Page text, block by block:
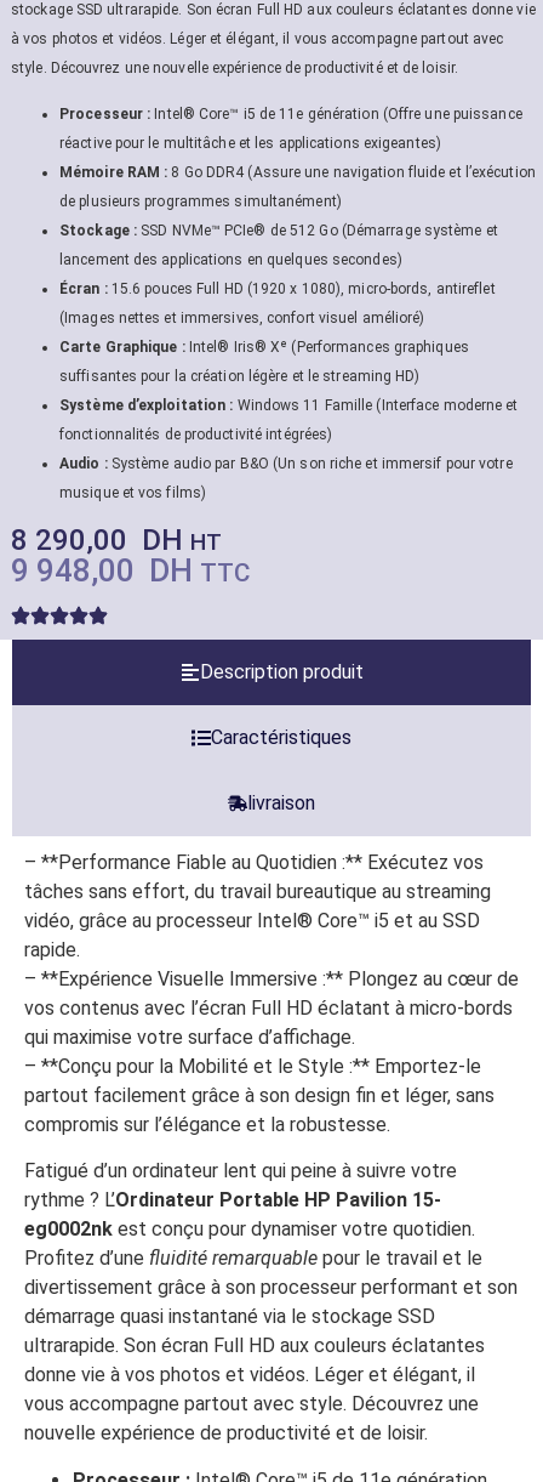
stockage SSD ultrarapide. Son écran Full HD aux couleurs éclatantes donne vie
à vos photos et vidéos. Léger et élégant, il vous accompagne partout avec
style. Découvrez une nouvelle expérience de productivité et de loisir.
Processeur : Intel® Core™ i5 de 11e génération (Offre une puissance
réactive pour le multitâche et les applications exigeantes)
Mémoire RAM : 8 Go DDR4 (Assure une navigation fluide et l’exécution
de plusieurs programmes simultanément)
Stockage : SSD NVMe™ PCIe® de 512 Go (Démarrage système et
lancement des applications en quelques secondes)
Écran :15.6 pouces Full HD (1920 x 1080), micro-bords, antireflet
(Images nettes et immersives, confort visuel amélioré)
Carte Graphique :Intel® Iris® Xᵉ (Performances graphiques
suffisantes pour la création légère et le streaming HD)
Système d’exploitation : Windows 11 Famille (Interface moderne et
fonctionnalités de productivité intégrées)
Audio :Système audio par B&O (Un son riche et immersif pour votre
musique et vos films)
8 290,00 DH HT
9 948,00 DH TTC
Description produit
Caractéristiques
livraison
– **Performance Fiable au Quotidien :** Exécutez vos
tâches sans effort, du travail bureautique au streaming
vidéo, grâce au processeur Intel® Core™ i5 et au SSD
rapide.
– **Expérience Visuelle Immersive :** Plongez au cœur de
vos contenus avec l’écran Full HD éclatant à micro-bords
qui maximise votre surface d’affichage.
– **Conçu pour la Mobilité et le Style :** Emportez-le
partout facilement grâce à son design fin et léger, sans
compromis sur l’élégance et la robustesse.
Fatigué d’un ordinateur lent qui peine à suivre votre
rythme ? L’Ordinateur Portable HP Pavilion 15-
eg0002nk est conçu pour dynamiser votre quotidien.
Profitez d’une fluidité remarquable pour le travail et le
divertissement grâce à son processeur performant et son
démarrage quasi instantané via le stockage SSD
ultrarapide. Son écran Full HD aux couleurs éclatantes
donne vie à vos photos et vidéos. Léger et élégant, il
vous accompagne partout avec style. Découvrez une
nouvelle expérience de productivité et de loisir.